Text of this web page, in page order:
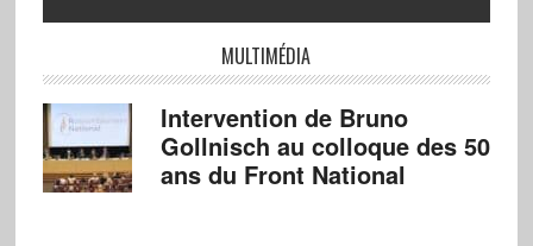
MULTIMÉDIA
Intervention de Bruno
Gollnisch au colloque des 50
ans du Front National